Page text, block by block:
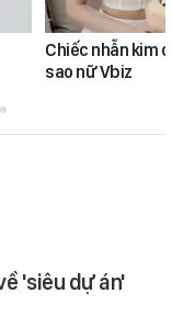
Chiếc nhẫn kim
sao nữ Vbiz
'siêu dự án'